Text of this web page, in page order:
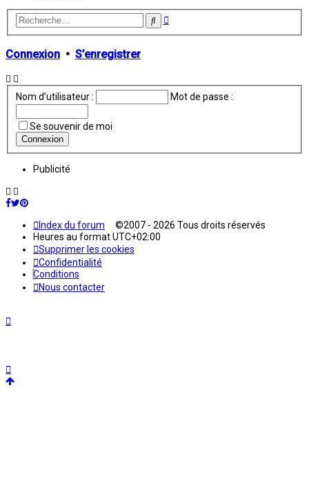
Rechercher
Recherche
Connexion • S’enregistrer
Nom d’utilisateur : Mot de passe :
Se souvenir de moi
Publicité
Index du forum ©2007 - 2026 Tous droits réservés
Heures au formatUTC+02:00
Supprimer les cookies
Confidentialité
Conditions
Nous contacter